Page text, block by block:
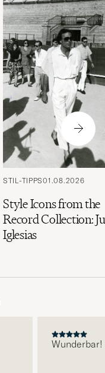
STIL-TIPPS01.08.2026
Style Icons from the
Record Collection:
Iglesias
Wunderbar!